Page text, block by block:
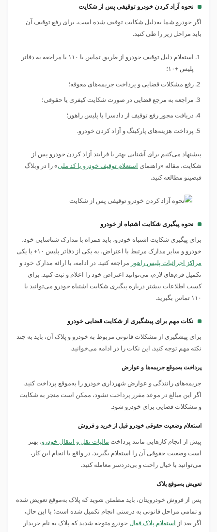
نحوه آزاد کردن خودرو توقیفی پس از شکایت
اگر خودرو شما به‌دلیل شکایت توقیف شده است، برای رفع توقیف آن
باید مراحل زیر را طی کنید.
استعلام دلیل توقیف خودرو از طریق تماس با ۱۱۰ یا مراجعه به دفاتر
پلیس +۱۰؛
رفع مشکلات قضایی و پرداخت جریمه‌های معوقه؛
مراجعه به مرجع قضایی در صورت شکایت کیفری یا حقوقی؛
دریافت مجوز رفع توقیف از دادسرا یا پلیس راهور؛
پرداخت هزینه‌های پارکینگ و آزاد کردن خودرو.
پیشنهاد می‌کنیم برای آشنایی بهتر با فرایند آزاد کردن خودرو پس از
شکایت، مقاله «راهنمای استعلام توقیف خودرو با کد ملی» را در وبلاگ
قبضینو مطالعه کنید.
نحوه پیگیری شکایت اشتباه از خودرو
برای پیگیری شکایت اشتباه خودرو، باید همراه با مدارک شناسایی خود،
خودرو و سایر مدارک مرتبط با اعتراض، به یکی از دفاتر پلیس ۱۰+ یا یکی
مراکز اجرائیات پلیس راهور مراجعه کنید. در ادامه، با ارائه مدارک خود و
تکمیل فرم‌های لازم، می‌توانید اعتراض خود را اعلام و ثبت کنید. برای
کسب اطلاعات بیشتر درباره پیگیری شکایت اشتباه خودرو می‌توانید با
۱۱۰ تماس بگیرید.
نکات مهم برای پیشگیری از شکایت قضایی خودرو
برای پیشگیری از مشکلات قانونی مربوط به خودرو و پلاک آن، باید به چند
نکته مهم توجه کنید. این نکات را در ادامه می‌خوانید.
پرداخت به‌موقع جریمه‌ها و عوارض
جریمه‌های رانندگی و عوارض شهرداری خودرو را به‌موقع پرداخت کنید.
اگر این مبالغ در موعد مقرر پرداخت نشود، ممکن است منجر به شکایت
و مشکلات قضایی برای خودرو شود​.
استعلام وضعیت حقوقی خودرو قبل از خرید و فروش
پیش از انجام کارهایی مانند پرداخت مالیات نقل و انتقال خودرو، بهتر
است وضعیت حقوقی آن را استعلام بگیرید. در واقع با انجام این کار،
می‌توانید با خیال راحت و بی‌دردسر معامله کنید.
تعویض به‌موقع پلاک
پس از فروش خودرویتان، باید مطمئن شوید که پلاک به‌موقع تعویض شده
و تمامی مراحل قانونی به درستی انجام تکمیل شده است؛ با این حال،
اگر بعد از استعلام پلاک فعال خودرو متوجه شدید که پلاک به نام خریدار